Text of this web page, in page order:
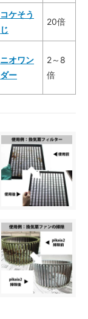
コケそう
じ
20倍
ニオワン
ダー
2～8
倍